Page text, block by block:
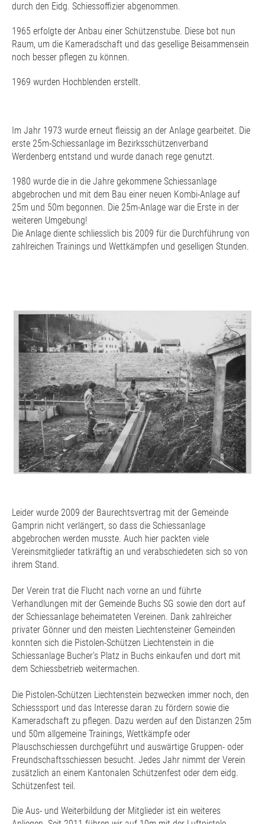
durch den Eidg. Schiessoffizier abgenommen.
1965 erfolgte der Anbau einer Schützenstube. Diese bot nun
Raum, um die Kameradschaft und das gesellige Beisammensein
noch besser pflegen zu können.
1969 wurden Hochblenden erstellt.
Im Jahr 1973 wurde erneut fleissig an der Anlage gearbeitet. Die
erste 25m-Schiessanlage im Bezirksschützenverband
Werdenberg entstand und wurde danach rege genutzt.
1980 wurde die in die Jahre gekommene Schiessanlage
abgebrochen und mit dem Bau einer neuen Kombi-Anlage auf
25m und 50m begonnen. Die 25m-Anlage war die Erste in der
weiteren Umgebung!
Die Anlage diente schliesslich bis 2009 für die Durchführung von
zahlreichen Trainings und Wettkämpfen und geselligen Stunden.
Leider wurde 2009 der Baurechtsvertrag mit der Gemeinde
Gamprin nicht verlängert, so dass die Schiessanlage
abgebrochen werden musste. Auch hier packten viele
Vereinsmitglieder tatkräftig an und verabschiedeten sich so von
ihrem Stand.
Der Verein trat die Flucht nach vorne an und führte
Verhandlungen mit der Gemeinde Buchs SG sowie den dort auf
der Schiessanlage beheimateten Vereinen. Dank zahlreicher
privater Gönner und den meisten Liechtensteiner Gemeinden
konnten sich die Pistolen-Schützen Liechtenstein in die
Schiessanlage Bucher’s Platz in Buchs einkaufen und dort mit
dem Schiessbetrieb weitermachen.
Die Pistolen-Schützen Liechtenstein bezwecken immer noch, den
Schiesssport und das Interesse daran zu fördern sowie die
Kameradschaft zu pflegen. Dazu werden auf den Distanzen 25m
und 50m allgemeine Trainings, Wettkämpfe oder
Plauschschiessen durchgeführt und auswärtige Gruppen- oder
Freundschaftsschiessen besucht. Jedes Jahr nimmt der Verein
zusätzlich an einem Kantonalen Schützenfest oder dem eidg.
Schützenfest teil.
Die Aus- und Weiterbildung der Mitglieder ist ein weiteres